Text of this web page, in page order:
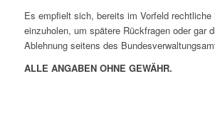
Es empfielt sich, bereits im Vorfeld rechtliche
einzuholen, um spätere Rückfragen oder gar
Ablehnung seitens des
ALLE ANGABEN OHNE GEWÄHR.